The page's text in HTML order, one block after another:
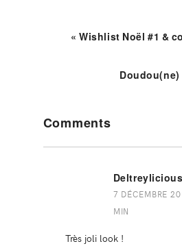
« Wishlist Noël #1 &
Doudou(ne)
Interactions
Comments
Deltreylicious
7 DÉCEMBRE
MIN
Très joli look !